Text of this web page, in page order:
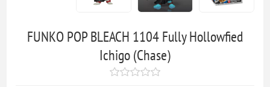
FUNKO POP BLEACH 1104 Fully Hollowfied
Ichigo (Chase)